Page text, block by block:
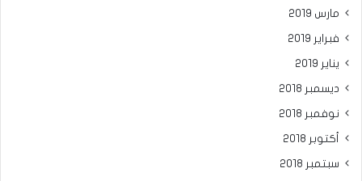
مارس 2019
فبراير 2019
يناير 2019
ديسمبر 2018
نوفمبر 2018
أكتوبر 2018
سبتمبر 2018